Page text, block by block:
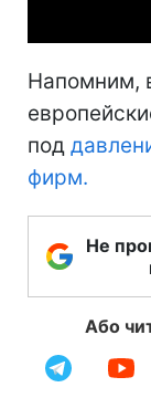
Напомним,
под
фирм.
Не
Або